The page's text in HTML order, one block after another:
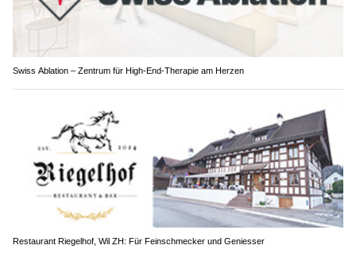
Swiss Ablation – Zentrum für High-End-Therapie am Herzen
Restaurant Riegelhof, Wil ZH: Für Feinschmecker und Geniesser